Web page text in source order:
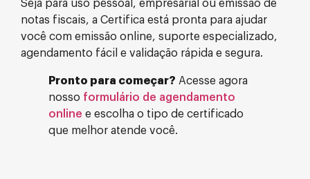
Seja para uso pessoal, empresarial ou emissão de
notas fiscais, a Certifica está pronta para ajudar
você com emissão online, suporte especializado,
agendamento fácil e validação rápida e segura.
Pronto para começar? Acesse agora
nosso formulário de agendamento
online e escolha o tipo de certificado
que melhor atende você.